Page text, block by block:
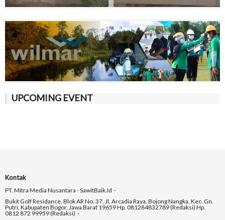
UPCOMING EVENT
Kontak
PT. Mitra Media Nusantara - SawitBaik.id
Bukit Golf Residance, Blok AR No. 37, Jl. Arcadia Raya, Bojong Nangka, Kec. Gn.
Putri, Kabupaten Bogor, Jawa Barat 19659 Hp. 081284832789 (Redaksi) Hp.
0812 872 99959 (Redaksi)